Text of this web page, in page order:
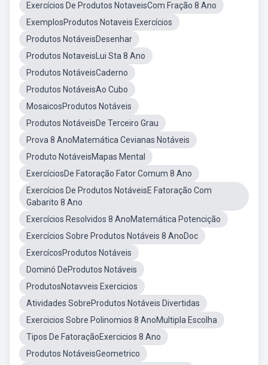
Exercícios De Produtos NotaveisCom Fração 8 Ano
ExemplosProdutos Notaveis Exercícios
Produtos NotáveisDesenhar
Produtos NotaveisLui Sta 8 Ano
Produtos NotáveisCaderno
Produtos NotáveisAo Cubo
MosaicosProdutos Notáveis
Produtos NotáveisDe Terceiro Grau
Prova 8 AnoMatemática Cevianas Notáveis
Produto NotáveisMapas Mental
ExercíciosDe Fatoração Fator Comum 8 Ano
Exercícios De Produtos NotáveisE Fatoração Com
Gabarito 8 Ano
Exercícios Resolvidos 8 AnoMatemática Potencição
Exercícios Sobre Produtos Notáveis 8 AnoDoc
ExercícosProdutos Notáveis
Dominó DeProdutos Notáveis
ProdutosNotavveis Exercicios
Atividades SobreProdutos Notáveis Divertidas
Exercicios Sobre Polinomios 8 AnoMultipla Escolha
Tipos De FatoraçãoExercicios 8 Ano
Produtos NotáveisGeometrico